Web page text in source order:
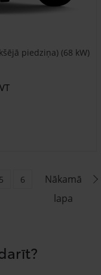
piedziņa) (68 kW)
Nākamā
lapa
5
6